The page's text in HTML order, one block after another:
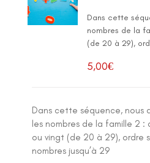
Dans cette
nombres de la
(de 20 à 29),
5,00€
Dans cette séquence, nous
les nombres de la famille 2 :
ou vingt (de 20 à 29), ordre
nombres jusqu’à 29